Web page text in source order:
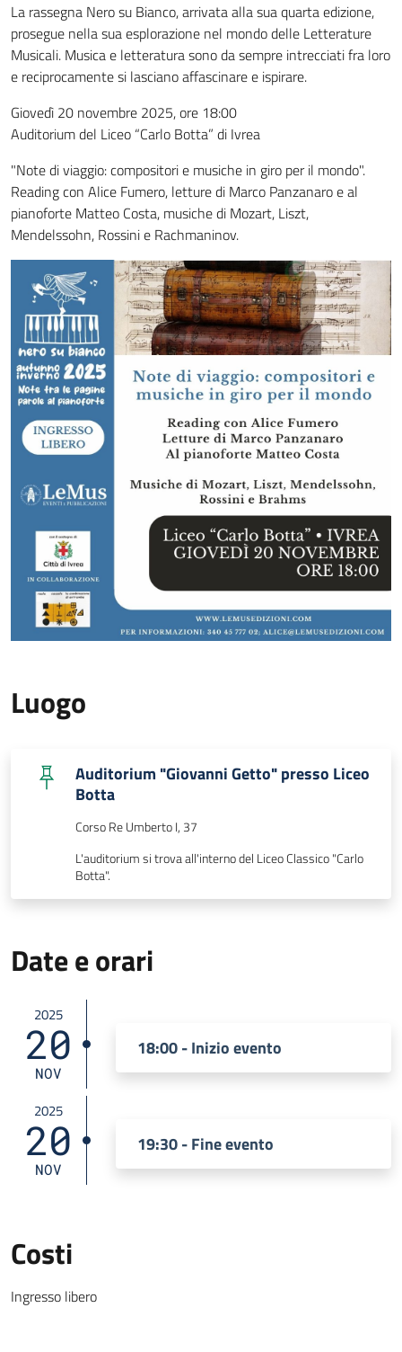
La rassegna Nero su Bianco, arrivata alla sua quarta edizione,
prosegue nella sua esplorazione nel mondo delle Letterature
Musicali. Musica e letteratura sono da sempre intrecciati fra loro
e reciprocamente si lasciano affascinare e ispirare.
Giovedì 20 novembre 2025, ore 18:00
Auditorium del Liceo “Carlo Botta” di Ivrea
"Note di viaggio: compositori e musiche in giro per il mondo".
Reading con Alice Fumero, letture di Marco Panzanaro e al
pianoforte Matteo Costa, musiche di Mozart, Liszt,
Mendelssohn, Rossini e Rachmaninov.
Luogo
Auditorium "Giovanni Getto" presso Liceo
Botta
Corso Re Umberto I, 37
L'auditorium si trova all'interno del Liceo Classico "Carlo
Botta".
Date e orari
2025
20
NOV
18:00 - Inizio evento
2025
20
NOV
19:30 - Fine evento
Costi
Ingresso libero